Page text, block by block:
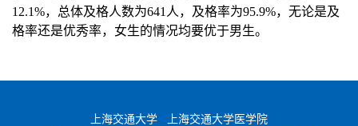
12.1%，总体及格人数为641人，及格率为95.9%，无论是及
格率还是优秀率，女生的情况均要优于男生。
上海交通大学
上海交通大学医学院